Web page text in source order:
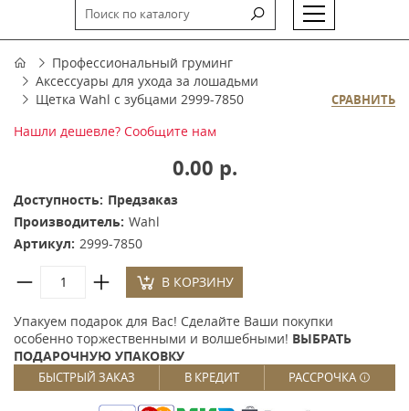
Профессиональный груминг
Аксессуары для ухода за лошадьми
Щетка Wahl с зубцами 2999-7850
СРАВНИТЬ
Нашли дешевле? Сообщите нам
0.00 р.
Доступность: Предзаказ
Производитель: Wahl
Артикул: 2999-7850
В КОРЗИНУ
Упакуем подарок для Вас! Сделайте Ваши покупки
особенно торжественными и волшебными! ВЫБРАТЬ
ПОДАРОЧНУЮ УПАКОВКУ
БЫСТРЫЙ ЗАКАЗ В КРЕДИТ РАССРОЧКА